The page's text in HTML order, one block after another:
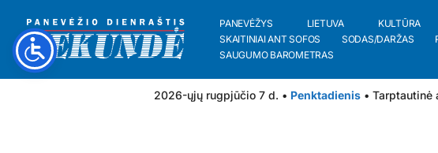
PANEVĖŽYS LIETUVA KULTŪRA
SKAITINIAI ANT SOFOS
SODAS/DARŽAS
SAUGUMO BAROMETRAS
2026-ųjų rugpjūčio 7 d. • Penktadienis • Tarptautinė